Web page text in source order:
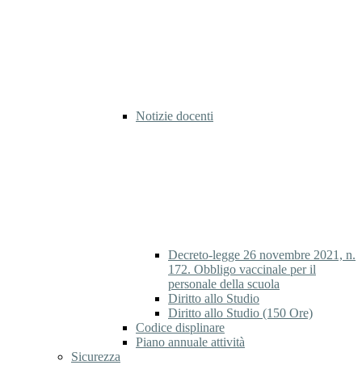
Notizie docenti
Decreto-legge 26 novembre 2021, n.
172. Obbligo vaccinale per il
personale della scuola
Diritto allo Studio
Diritto allo Studio (150 Ore)
Codice displinare
Piano annuale attività
Sicurezza